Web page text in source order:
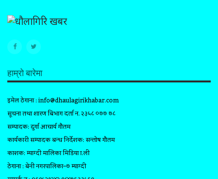
हाम्रो बारेमा
इमेल ठेगाना :info@dhaulagirikhabar.com
सूचना तथा प्रशारण बिभाग दर्ता न. २३५८ ०७७ ७८
सम्पादक: दुर्गा आचार्य गौतम
कार्यकारी सम्पादक प्रबन्ध निर्देशक: सन्तोष गौतम
प्रकाशक: म्याग्दी मालिका मिडिया प्रा.ली
ठेगाना : बेनी नगरपालिका–७ म्याग्दी